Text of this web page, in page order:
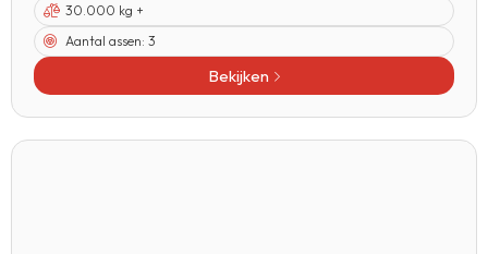
30.000 kg +
Aantal assen: 3
Bekijken